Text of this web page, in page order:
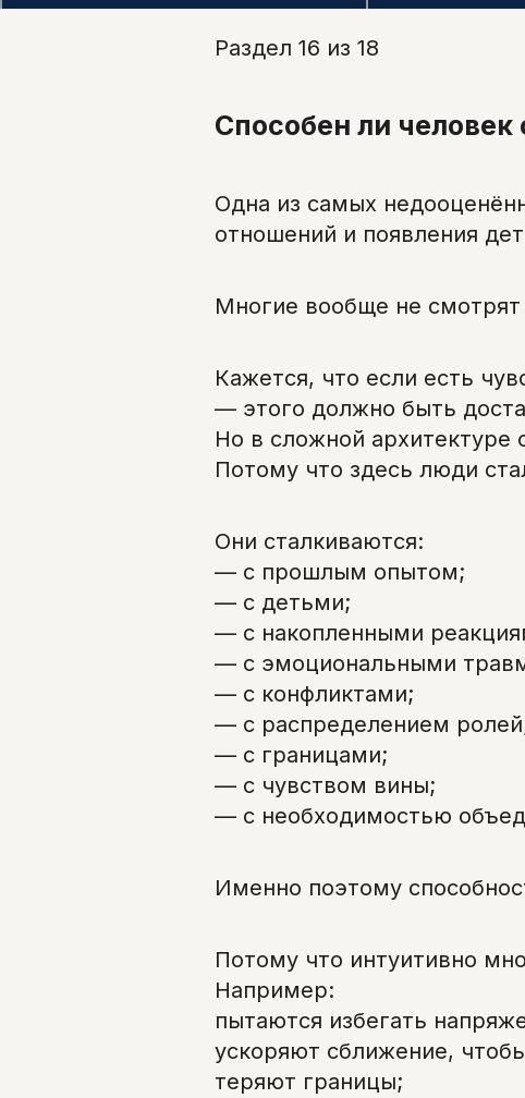
Раздел 16 из 18
Способен ли
Одна из самых
отношений и появления
Многие вообще не
Кажется, что если есть
— этого должно быть
Но в сложной архитектуре
Потому что здесь люди
Они сталкиваются:
— с прошлым опытом;
— с детьми;
— с накопленными
— с эмоциональными
— с конфликтами;
— с распределением
— с границами;
— с чувством вины;
— с необходимостью
Именно поэтому
Потому что интуитивно
Например:
пытаются избегать
ускоряют сближение,
теряют границы;